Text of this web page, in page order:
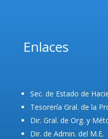
Enlaces
Sec. de Estado de
Tesorería Gral. de la
Dir. Gral. de Org. y
Dir. de Admin. del M.E.